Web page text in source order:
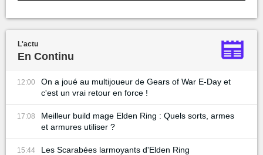
L'actu
En Continu
12:00
On a joué au multijoueur de Gears of War E-Day et
c'est un vrai retour en force !
17:08
Meilleur build mage Elden Ring : Quels sorts, armes
et armures utiliser ?
15:44 Les Scarabées larmoyants d'Elden Ring